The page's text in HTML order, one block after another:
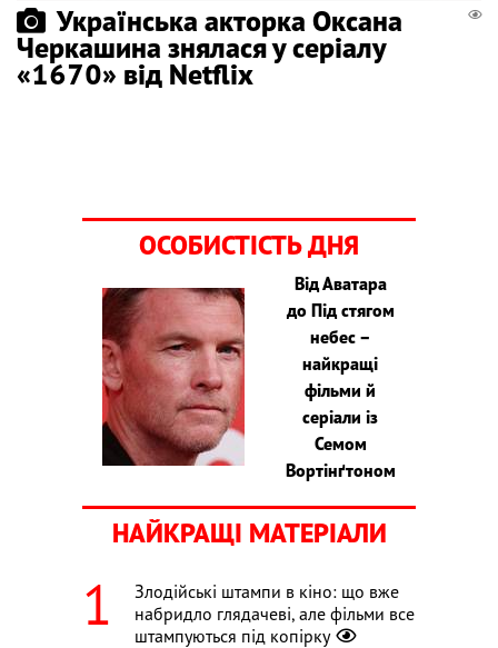
Українська акторка Оксана
Черкашина знялася у серіалу
«1670» від Netflix
ОСОБИСТІСТЬ ДНЯ
Від Аватара
до Під стягом
небес –
найкращі
фільми й
серіали із
Семом
Вортінґтоном
НАЙКРАЩІ МАТЕРІАЛИ
Злодійські штампи в кіно: що вже
набридло глядачеві, але фільми все
штампуються під копірку